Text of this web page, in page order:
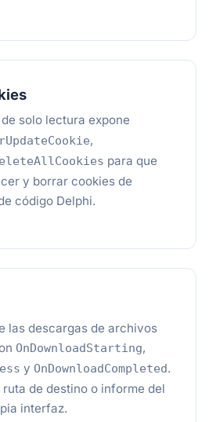
de solo lectura expone
,
para que
y borrar cookies de
código Delphi.
las descargas de archivos
OnDownloadStarting,
y OnDownloadCompleted.
de destino o informe del
interfaz.